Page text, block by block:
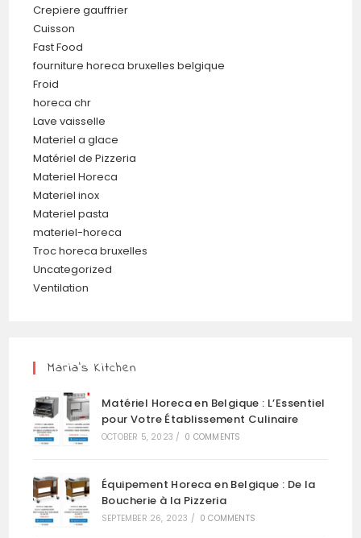
Crepiere gauffrier
Cuisson
Fast Food
fourniture horeca bruxelles belgique
Froid
horeca chr
Lave vaisselle
Materiel a glace
Matériel de Pizzeria
Materiel Horeca
Materiel inox
Materiel pasta
materiel-horeca
Troc horeca bruxelles
Uncategorized
Ventilation
Maria’s Kitchen
Matériel Horeca en Belgique : L’Essentiel
pour Votre Établissement Culinaire
OCTOBER 5, 2023 / 0 COMMENTS
Équipement Horeca en Belgique : De la
Boucherie à la Pizzeria
SEPTEMBER 26, 2023 / 0 COMMENTS